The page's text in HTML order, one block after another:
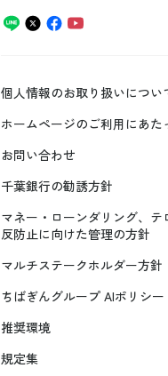
個人情報のお取り扱いについ
ホームページのご利用にあた
お問い合わせ
千葉銀行の勧誘方針
マネー・ローンダリング、
反防止に向けた管理の方針
マルチステークホルダー方針
ちばぎんグループ AIポリシー
推奨環境
規定集